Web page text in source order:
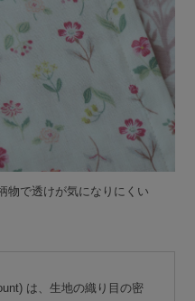
物で透けが気になりにくい
は、生地の織り目の密